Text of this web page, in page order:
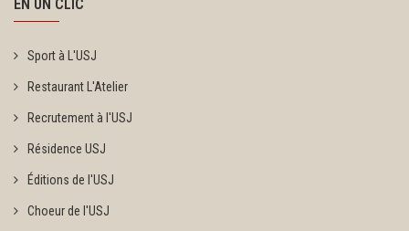
EN UN CLIC
Sport à L'USJ
Restaurant L'Atelier
Recrutement à l'USJ
Résidence USJ
Éditions de l'USJ
Choeur de l'USJ